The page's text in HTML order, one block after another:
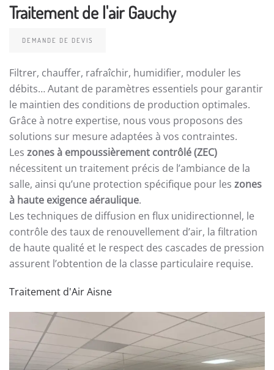
Traitement de l'air Gauchy
DEMANDE DE DEVIS
Filtrer, chauffer, rafraîchir, humidifier, moduler les
débits… Autant de paramètres essentiels pour garantir
le maintien des conditions de production optimales.
Grâce à notre expertise, nous vous proposons des
solutions sur mesure adaptées à vos contraintes.
Les zones à empoussièrement contrôlé (ZEC)
nécessitent un traitement précis de l’ambiance de la
salle, ainsi qu’une protection spécifique pour les zones
à haute exigence aéraulique.
Les techniques de diffusion en flux unidirectionnel, le
contrôle des taux de renouvellement d’air, la filtration
de haute qualité et le respect des cascades de pression
assurent l’obtention de la classe particulaire requise.
Traitement d'Air Aisne